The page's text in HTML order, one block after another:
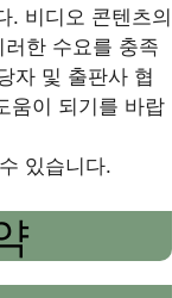
. 비디오 콘텐츠의
한 수요를 충족
자 및 출판사 협
움이 되기를 바랍
있습니다.